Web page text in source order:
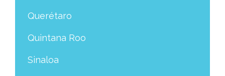
Querétaro
Quintana Roo
Sinaloa